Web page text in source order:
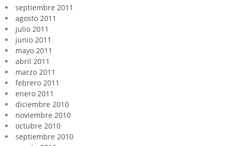
septiembre 2011
agosto 2011
julio 2011
junio 2011
mayo 2011
abril 2011
marzo 2011
febrero 2011
enero 2011
diciembre 2010
noviembre 2010
octubre 2010
septiembre 2010